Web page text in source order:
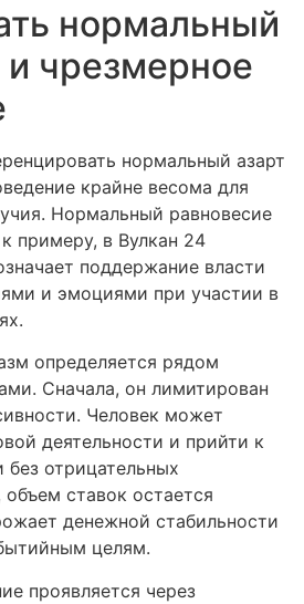
нормальный
и чрезмерное
нормальный азарт
крайне весома для
Нормальный равновесие
в Вулкан 24
поддержание власти
и эмоциями при участии в
определяется рядом
Сначала, он лимитирован
Человек может
деятельности и прийти к
отрицательных
ставок остается
денежной стабильности
целям.
проявляется через